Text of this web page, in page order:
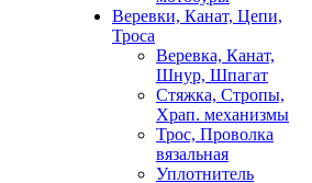
Веревки, Канат, Цепи,
Троса
Веревка, Канат,
Шнур, Шпагат
Стяжка, Стропы,
Храп. механизмы
Трос, Проволка
вязальная
Уплотнитель